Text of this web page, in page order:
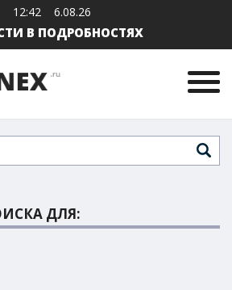
12:42 6.08.26
В ПОДРОБНОСТЯХ
ДЛЯ: